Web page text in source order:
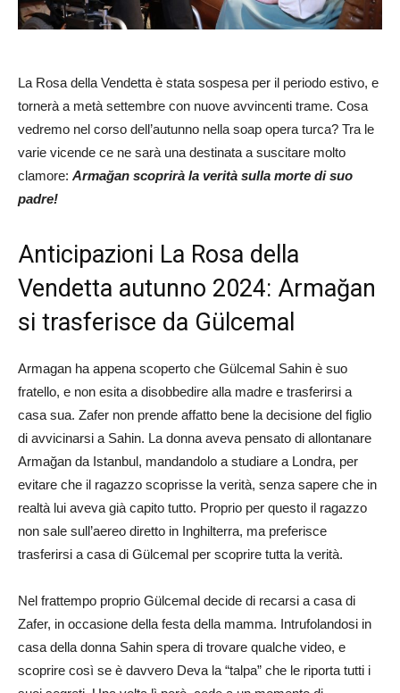
La Rosa della Vendetta è stata sospesa per il periodo estivo, e
tornerà a metà settembre con nuove avvincenti trame. Cosa
vedremo nel corso dell’autunno nella soap opera turca? Tra le
varie vicende ce ne sarà una destinata a suscitare molto
clamore: Armağan scoprirà la verità sulla morte di suo
padre!
Anticipazioni La Rosa della
Vendetta autunno 2024: Armağan
si trasferisce da Gülcemal
Armagan ha appena scoperto che Gülcemal Sahin è suo
fratello, e non esita a disobbedire alla madre e trasferirsi a
casa sua. Zafer non prende affatto bene la decisione del figlio
di avvicinarsi a Sahin. La donna aveva pensato di allontanare
Armağan da Istanbul, mandandolo a studiare a Londra, per
evitare che il ragazzo scoprisse la verità, senza sapere che in
realtà lui aveva già capito tutto. Proprio per questo il ragazzo
non sale sull’aereo diretto in Inghilterra, ma preferisce
trasferirsi a casa di Gülcemal per scoprire tutta la verità.
Nel frattempo proprio Gülcemal decide di recarsi a casa di
Zafer, in occasione della festa della mamma. Intrufolandosi in
casa della donna Sahin spera di trovare qualche video, e
scoprire così se è davvero Deva la “talpa” che le riporta tutti i